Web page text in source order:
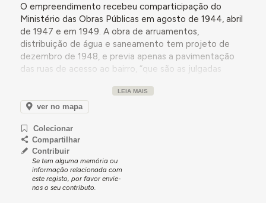
O empreendimento recebeu comparticipação do
Ministério das Obras Públicas em agosto de 1944, abril
de 1947 e em 1949. A obra de arruamentos,
distribuição de água e saneamento tem projeto de
dezembro de 1948, e previa apenas a pavimentação
das ruas de acesso ao bairro, “que são as julgadas
Avenida Marginal, que embora esteja ainda em
terraplanagens, lhe dá franco e livre acesso”. A obra de
o relatório mensal do fiscal do Bairro dos Pescadores
já referia que os moradores vinham a apresentar
“reclamações por nos dias chuvosos lhes ter entrado
água nas casas pelo telhado”, porque os autoclismos
funcionavam mal e porque as sarjetas vinham a ficar
entupidas.
LEIA MAIS
ver no mapa
Colecionar
Compartilhar
Contribuir
Se tem alguma memória ou
informação relacionada com
este registo, por favor envie-
nos o seu contributo.